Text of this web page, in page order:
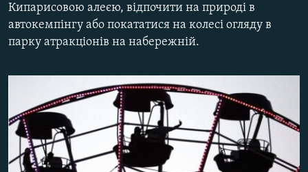
ВІДЕОУРОКИ «ELIFBE»
СВІДЧЕННЯ ОКУПАЦІЇ
ІНФОГРАФІКА
Русский
Усі сайти RFE/RL
Кипарисовою алеєю, відпочити на природі в
автокемпінгу або покататися на колесі огляду в
парку атракціонів на набережній.